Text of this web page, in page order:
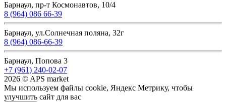
Барнаул, пр-т Космонавтов, 10/4
8 (964) 086 66-39
Барнаул, ул.Солнечная поляна, 32г
8 (964) 086-66-39
Барнаул, Попова 3
+7 (961) 240-02-07
2026 © APS market
Мы используем файлы cookie, Яндекс Метрику, чтобы
улучшить сайт для вас